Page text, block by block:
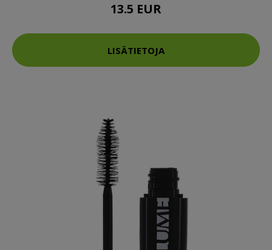
13.5 EUR
LISÄTIETOJA